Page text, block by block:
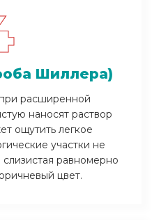
Шиллера)
расширенной
наносят раствор
ощутить легкое
участки не
равномерно
цвет.